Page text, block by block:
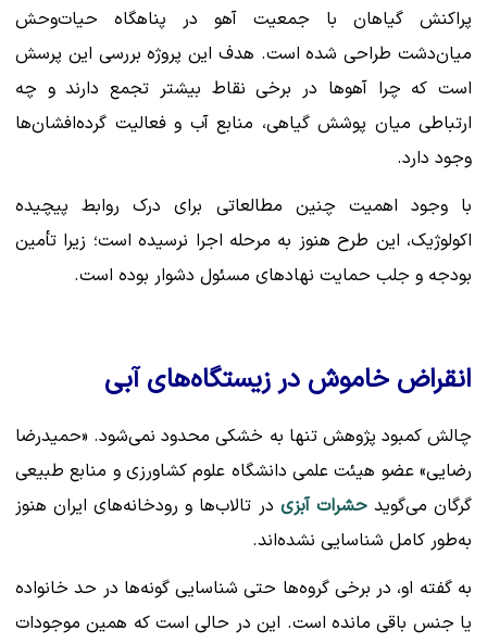
پراکنش گیاهان با جمعیت آهو در پناهگاه حیات‌وحش
میان‌دشت طراحی شده است. هدف این پروژه بررسی این پرسش
است که چرا آهوها در برخی نقاط بیشتر تجمع دارند و چه
ارتباطی میان پوشش گیاهی، منابع آب و فعالیت گرده‌افشان‌ها
وجود دارد.
با وجود اهمیت چنین مطالعاتی برای درک روابط پیچیده
اکولوژیک، این طرح هنوز به مرحله اجرا نرسیده است؛ زیرا تأمین
بودجه و جلب حمایت نهادهای مسئول دشوار بوده است.
انقراض خاموش در زیستگاه‌های آبی
چالش کمبود پژوهش تنها به خشکی محدود نمی‌شود. «حمیدرضا
رضایی» عضو هیئت علمی دانشگاه علوم کشاورزی و منابع طبیعی
گرگان می‌گویدحشرات آبزی در تالاب‌ها و رودخانه‌های ایران هنوز
به‌طور کامل شناسایی نشده‌اند.
به گفته او، در برخی گروه‌ها حتی شناسایی گونه‌ها در حد خانواده
یا جنس باقی مانده است. این در حالی است که همین موجودات